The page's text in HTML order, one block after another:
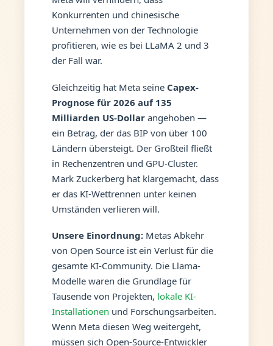
Konkurrenten und chinesische
Unternehmen von der Technologie
profitieren, wie es bei LLaMA 2 und 3
der Fall war.
Gleichzeitig hat Meta seine Capex-
Prognose für 2026 auf 135
Milliarden US-Dollarangehoben —
ein Betrag, der das BIP von über 100
Ländern übersteigt. Der Großteil fließt
in Rechenzentren und GPU-Cluster.
Mark Zuckerberg hat klargemacht, dass
er das KI-Wettrennen unter keinen
Umständen verlieren will.
Unsere Einordnung:Metas Abkehr
von Open Source ist ein Verlust für die
gesamte KI-Community. Die Llama-
Modelle waren die Grundlage für
Tausende von Projekten, lokale KI-
Installationen und Forschungsarbeiten.
Wenn Meta diesen Weg weitergeht,
müssen sich Open-Source-Entwickler